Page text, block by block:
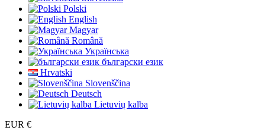
Polski
English
Magyar
Română
Українська
български език
Hrvatski
Slovenščina
Deutsch
Lietuvių kalba
EUR €